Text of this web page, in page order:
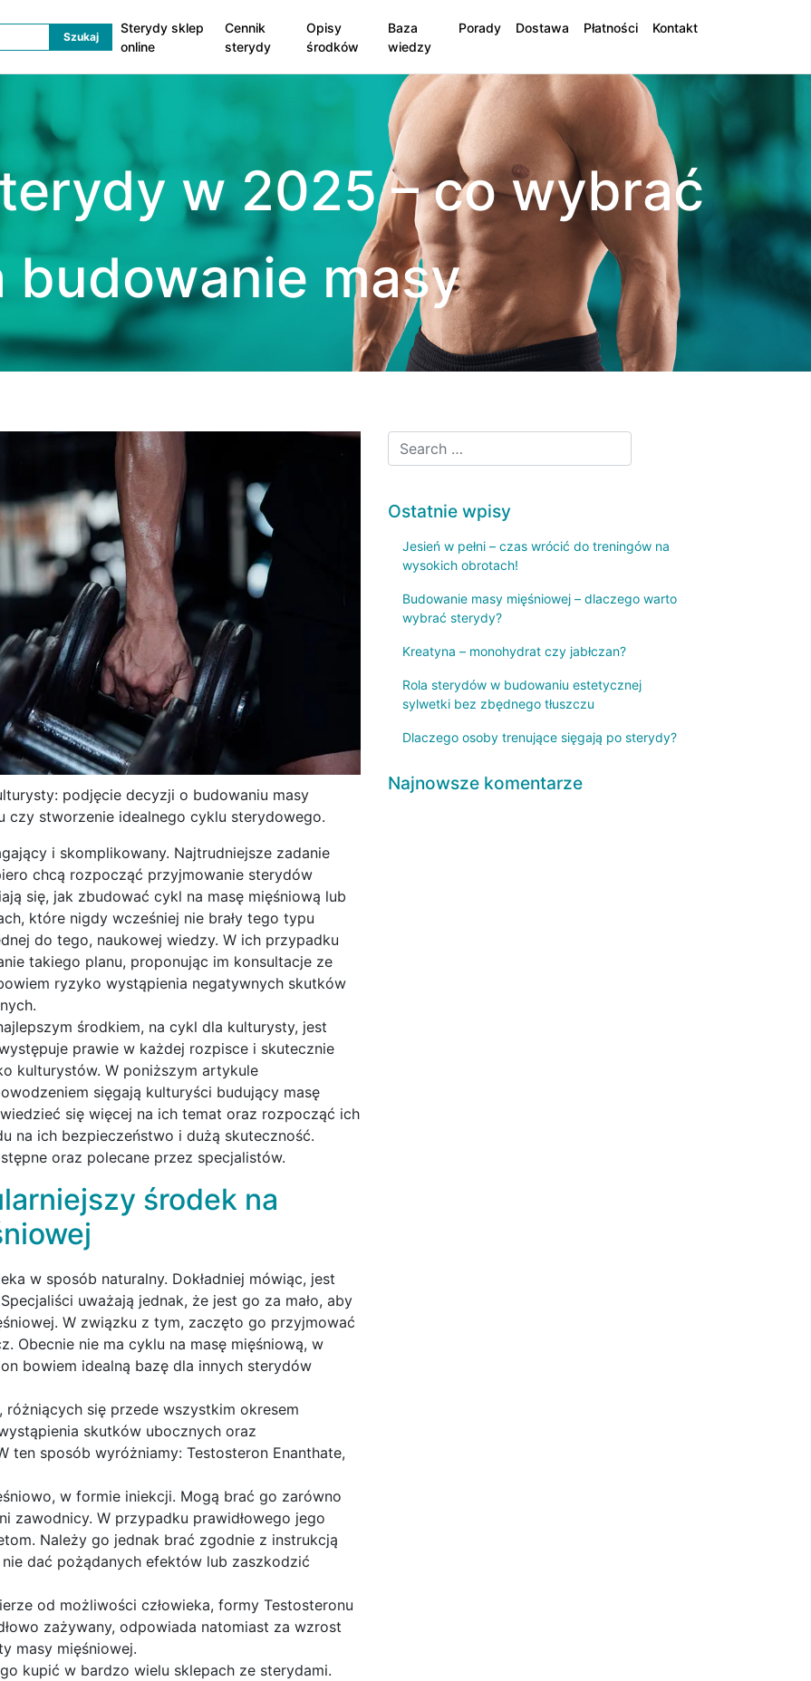
Sterydy sklep
online
Cennik
sterydy
Opisy
środków
Baza
wiedzy
Porady Dostawa Płatności Kontakt
w 2025 – co wybrać
budowanie masy
podjęcie decyzji o budowaniu masy
czy stworzenie idealnego cyklu sterydowego.
i skomplikowany. Najtrudniejsze zadanie
chcą rozpocząć przyjmowanie sterydów
się, jak zbudować cykl na masę mięśniową lub
które nigdy wcześniej nie brały tego typu
do tego, naukowej wiedzy. W ich przypadku
takiego planu, proponując im konsultacje ze
ryzyko wystąpienia negatywnych skutków
środkiem, na cykl dla kulturysty, jest
prawie w każdej rozpisce i skutecznie
kulturystów. W poniższym artykule
sięgają kulturyści budujący masę
się więcej na ich temat oraz rozpocząć ich
na ich bezpieczeństwo i dużą skuteczność.
oraz polecane przez specjalistów.
środek na
w sposób naturalny. Dokładniej mówiąc, jest
uważają jednak, że jest go za mało, aby
W związku z tym, zaczęto go przyjmować
Obecnie nie ma cyklu na masę mięśniową, w
bowiem idealną bazę dla innych sterydów
się przede wszystkim okresem
skutków ubocznych oraz
sposób wyróżniamy: Testosteron Enanthate,
w formie iniekcji. Mogą brać go zarówno
zawodnicy. W przypadku prawidłowego jego
Należy go jednak brać zgodnie z instrukcją
dać pożądanych efektów lub zaszkodzić
od możliwości człowieka, formy Testosteronu
zażywany, odpowiada natomiast za wzrost
masy mięśniowej.
kupić w bardzo wielu sklepach ze sterydami.
Ostatnie wpisy
Jesień w pełni – czas wrócić do treningów na
wysokich obrotach!
Budowanie masy mięśniowej – dlaczego warto
wybrać sterydy?
Kreatyna – monohydrat czy jabłczan?
Rola sterydów w budowaniu estetycznej
sylwetki bez zbędnego tłuszczu
Dlaczego osoby trenujące sięgają po sterydy?
Najnowsze komentarze